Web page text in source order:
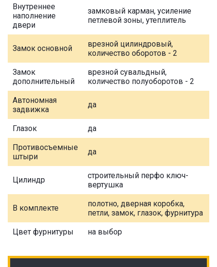
Внутреннее
наполнение
двери
замковый карман, усиление
петлевой зоны, утеплитель
Замок основной
врезной цилиндровый,
количество оборотов - 2
Замок
дополнительный
врезной сувальдный,
количество полуоборотов - 2
Автономная
задвижка
да
Глазок да
Противосъемные
штыри
да
Цилиндр
строительный перфо ключ-
вертушка
В комплекте
полотно, дверная коробка,
петли, замок, глазок, фурнитура
Цвет фурнитуры на выбор